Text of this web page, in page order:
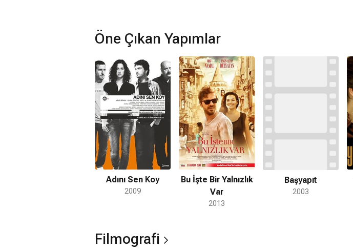
Öne Çıkan Yapımlar
Adını Sen Koy
2009
Bu İşte Bir Yalnızlık
Var
2013
Başyapıt
2003
Filmografi